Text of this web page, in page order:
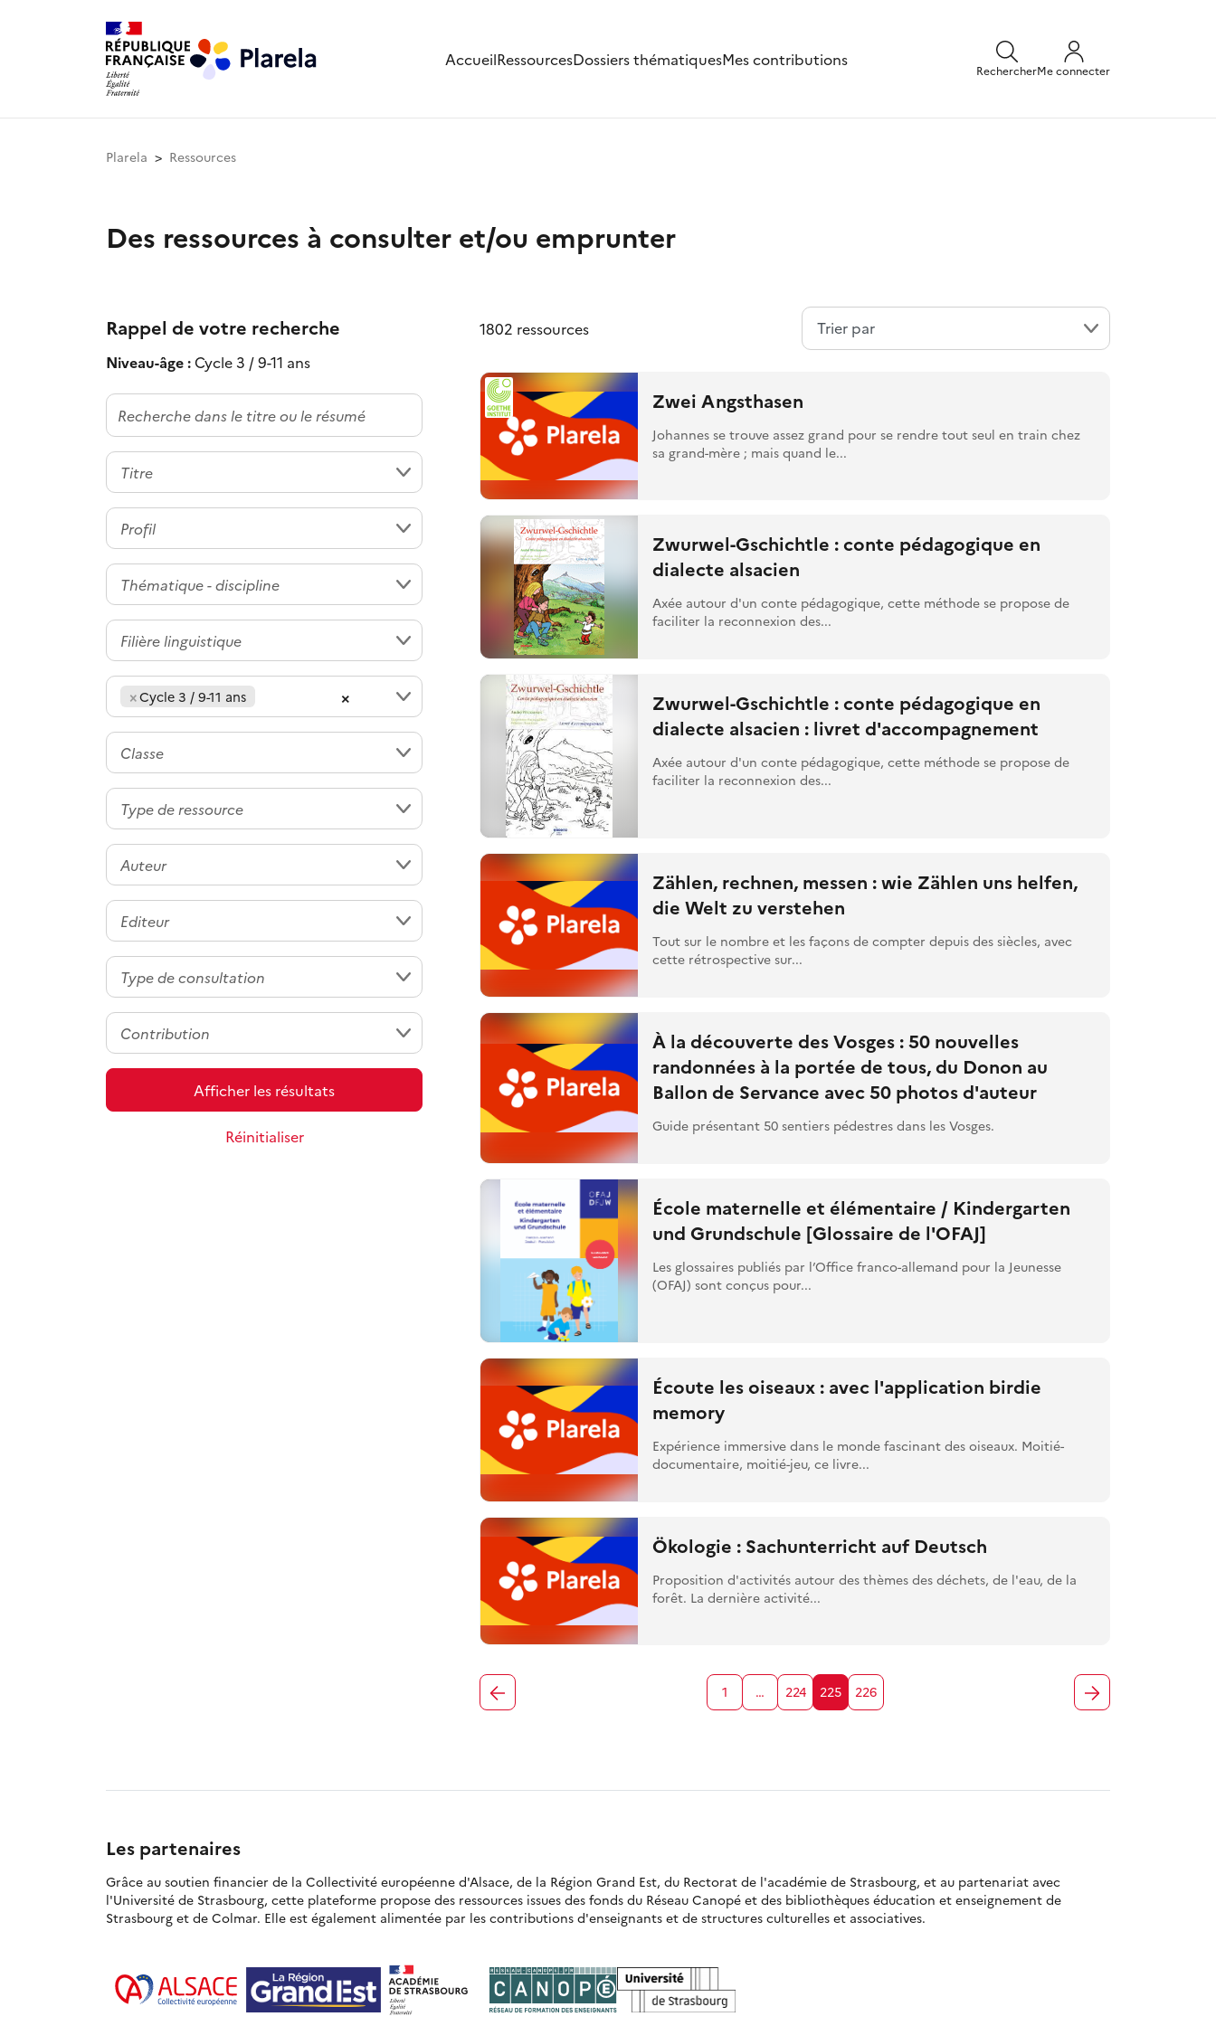
AccueilRessourcesDossiers thématiquesMes contributions
RechercherMe connecter
Plarela Ressources
Des ressources à consulter et/ou emprunter
Rappel de votre recherche
Niveau-âge : Cycle 3 / 9-11 ans
×
×Cycle 3 / 9-11 ans
Afficher les résultats
Réinitialiser
1802 ressources
Zwei Angsthasen
Johannes se trouve assez grand pour se rendre tout seul en train chez
sa grand-mère ; mais quand le...
Zwurwel-Gschichtle : conte pédagogique en
dialecte alsacien
Axée autour d'un conte pédagogique, cette méthode se propose de
faciliter la reconnexion des...
Zwurwel-Gschichtle : conte pédagogique en
dialecte alsacien : livret d'accompagnement
Axée autour d'un conte pédagogique, cette méthode se propose de
faciliter la reconnexion des...
Zählen, rechnen, messen : wie Zählen uns helfen,
die Welt zu verstehen
Tout sur le nombre et les façons de compter depuis des siècles, avec
cette rétrospective sur...
À la découverte des Vosges : 50 nouvelles
randonnées à la portée de tous, du Donon au
Ballon de Servance avec 50 photos d'auteur
Guide présentant 50 sentiers pédestres dans les Vosges.
École maternelle et élémentaire / Kindergarten
und Grundschule [Glossaire de l'OFAJ]
Les glossaires publiés par l’Office franco-allemand pour la Jeunesse
(OFAJ) sont conçus pour...
Écoute les oiseaux : avec l'application birdie
memory
Expérience immersive dans le monde fascinant des oiseaux. Moitié-
documentaire, moitié-jeu, ce livre...
Ökologie : Sachunterricht auf Deutsch
Proposition d'activités autour des thèmes des déchets, de l'eau, de la
forêt. La dernière activité...
1 … 224 225 226
Les partenaires
Grâce au soutien financier de la Collectivité européenne d'Alsace, de la Région Grand Est, du Rectorat de l'académie de Strasbourg, et au partenariat avec
l'Université de Strasbourg, cette plateforme propose des ressources issues des fonds du Réseau Canopé et des bibliothèques éducation et enseignement de
Strasbourg et de Colmar. Elle est également alimentée par les contributions d'enseignants et de structures culturelles et associatives.